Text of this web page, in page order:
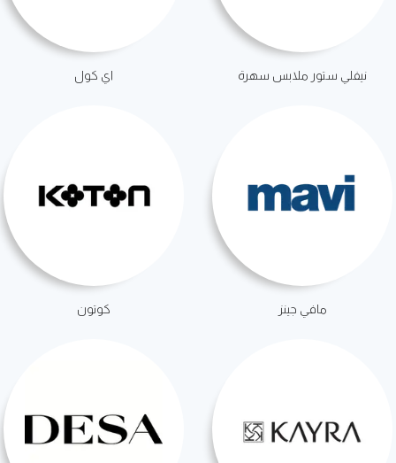
نيفلي ستور ملابس سهرة اي كول
مافي جينز كوتون